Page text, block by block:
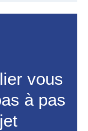
vous
à pas